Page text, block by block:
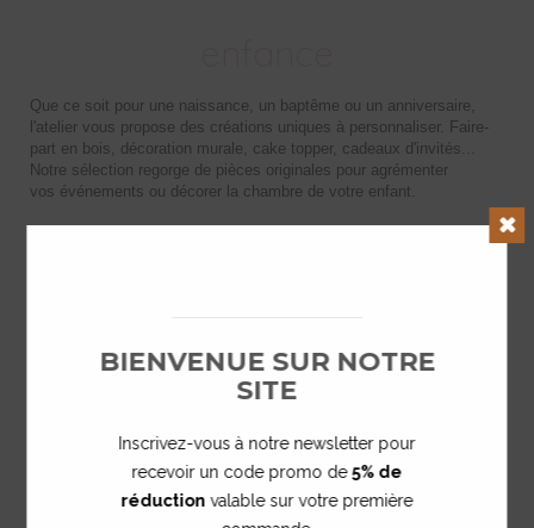
Que ce soit pour une naissance, un baptême ou un anniversaire,
l'atelier vous propose des créations uniques à personnaliser. Faire-
part en bois, décoration murale, cake topper, cadeaux d'invités...
Notre sélection regorge de pièces originales pour agrémenter
vos événements ou décorer la chambre de votre enfant.
BIENVENUE SUR NOTRE
SITE
Inscrivez-vous à notre newsletter pour
recevoir un code promo de5% de
réduction valable sur votre première